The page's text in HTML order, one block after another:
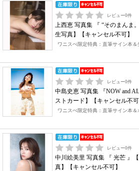
レビュー0件
上西恵 写真集 『 “そのまんま
生写真】【キャンセル不可】
ワニスぺ限定特典：直筆サイン本
レビュー0件
中島史恵 写真集 『NOW and
ストカード】【キャンセル不可
ワニスぺ限定特典：直筆サイン本
レビュー0件
中川絵美里 写真集 『 光芒 』
真】【キャンセル不可】